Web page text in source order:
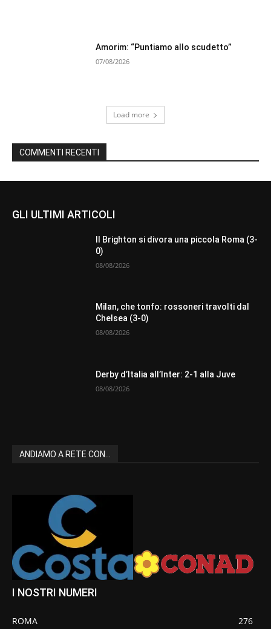
Amorim: “Puntiamo allo scudetto”
07/08/2026
Load more
COMMENTI RECENTI
GLI ULTIMI ARTICOLI
Il Brighton si divora una piccola Roma (3-
0)
08/08/2026
Milan, che tonfo: rossoneri travolti dal
Chelsea (3-0)
08/08/2026
Derby d’Italia all’Inter: 2-1 alla Juve
08/08/2026
ANDIAMO A RETE CON...
I NOSTRI NUMERI
ROMA
276